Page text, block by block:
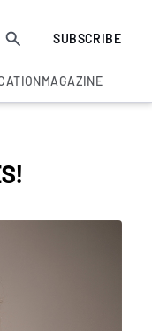
SUBSCRIBE
MAGAZINE